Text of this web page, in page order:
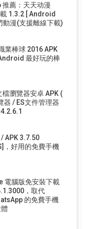
推薦：天天动漫
1.3.2 [ Android
動漫(支援離線下載)
業棒球 2016 APK
最好玩的棒
檔瀏覽器安卓 APK (
器 / ES文件管理器
APK 3.7.50
，好用的免費手機
電腦版免安裝下載
，取代
的免費手機